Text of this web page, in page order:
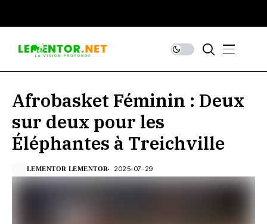
Afrobasket Féminin : Deux
sur deux pour les
Éléphantes à Treichville
LEMENTOR LEMENTOR 2025-07-29